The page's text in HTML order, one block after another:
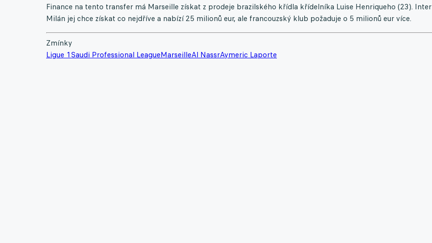
Finance na tento transfer má Marseille získat z prodeje brazilského křídla křídelníka Luise Henriqueho (23). Inter
Milán jej chce získat co nejdříve a nabízí 25 milionů eur, ale francouzský klub požaduje o 5 milionů eur více.
Zmínky
Ligue 1 Saudi Professional LeagueMarseilleAl NassrAymeric Laporte